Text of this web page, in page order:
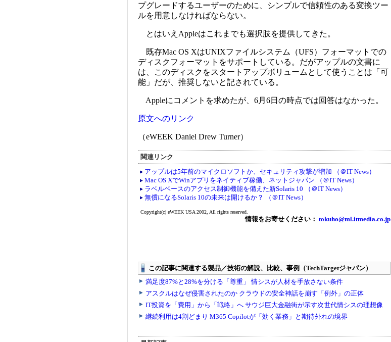
プグレードするユーザーのために、シンプルで信頼性のある変換ツー
ルを用意しなければならない。
とはいえAppleはこれまでも選択肢を提供してきた。
既存Mac OS XはUNIXファイルシステム（UFS）フォーマットでの
ディスクフォーマットをサポートしている。だがアップルの文書に
は、このディスクをスタートアップボリュームとして使うことは「可
能」だが、推奨しないと記されている。
Appleにコメントを求めたが、6月6日の時点では回答はなかった。
原文へのリンク
（eWEEK Daniel Drew Turner）
関連リンク
アップルは5年前のマイクロソフトか、セキュリティ攻撃が増加 （＠IT News）
Mac OS XでWinアプリをネイティブ稼働、ネットジャパン （＠IT News）
ラベルベースのアクセス制御機能を備えた新Solaris 10 （＠IT News）
無償になるSolaris 10の未来は開けるか？ （＠IT News）
Copyright(c) eWEEK USA 2002, All rights reserved.
情報をお寄せください： tokuho@ml.itmedia.co.jp